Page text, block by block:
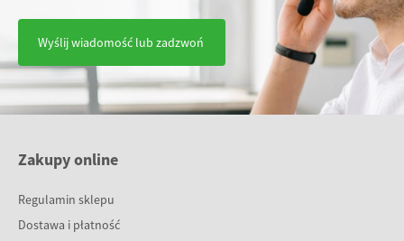
Wyślij wiadomość lub zadzwoń
Zakupy online
Regulamin sklepu
Dostawa i płatność